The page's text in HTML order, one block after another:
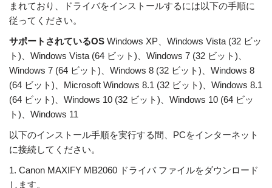
まれており、ドライバをインストールするには以下の手順に
従ってください。
サポートされているOS Windows XP、Windows Vista (32 ビッ
ト)、Windows Vista (64 ビット)、Windows 7 (32 ビット)、
Windows 7 (64 ビット)、Windows 8 (32 ビット)、Windows 8
(64 ビット)、Microsoft Windows 8.1 (32 ビット)、Windows 8.1
(64 ビット)、Windows 10 (32 ビット)、Windows 10 (64 ビッ
ト)、Windows 11
以下のインストール手順を実行する間、PCをインターネット
に接続してください。
1. Canon MAXIFY MB2060 ドライバ ファイルをダウンロード
します。